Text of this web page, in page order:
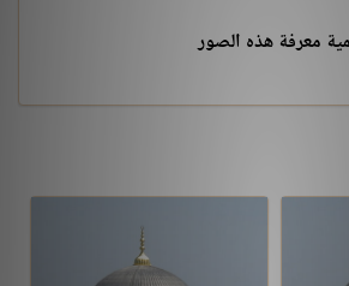
معرفة هذه الصور